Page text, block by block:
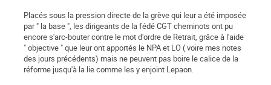
Placés sous la pression directe de la grève qui leur a été imposée
par " la base ", les dirigeants de la fédé CGT cheminots ont pu
encore s'arc-bouter contre le mot d'ordre de Retrait, grâce à l'aide
" objective " que leur ont apportés le NPA et LO ( voire mes notes
des jours précédents) mais ne peuvent pas boire le calice de la
réforme jusqu'à la lie comme les y enjoint Lepaon.